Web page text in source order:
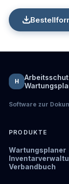
H
Software zur
PRODUKTE
Wartungsplaner
Verbandbuch